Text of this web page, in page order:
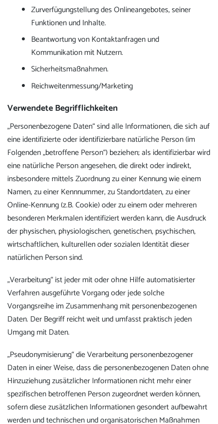
Zurverfügungstellung des Onlineangebotes, seiner
Funktionen und Inhalte.
Beantwortung von Kontaktanfragen und
Kommunikation mit Nutzern.
Sicherheitsmaßnahmen.
Reichweitenmessung/Marketing
Verwendete Begrifflichkeiten
„Personenbezogene Daten“ sind alle Informationen, die sich auf
eine identifizierte oder identifizierbare natürliche Person (im
Folgenden „betroffene Person“) beziehen; als identifizierbar wird
eine natürliche Person angesehen, die direkt oder indirekt,
insbesondere mittels Zuordnung zu einer Kennung wie einem
Namen, zu einer Kennnummer, zu Standortdaten, zu einer
Online-Kennung (z.B. Cookie) oder zu einem oder mehreren
besonderen Merkmalen identifiziert werden kann, die Ausdruck
der physischen, physiologischen, genetischen, psychischen,
wirtschaftlichen, kulturellen oder sozialen Identität dieser
natürlichen Person sind.
„Verarbeitung“ ist jeder mit oder ohne Hilfe automatisierter
Verfahren ausgeführte Vorgang oder jede solche
Vorgangsreihe im Zusammenhang mit personenbezogenen
Daten. Der Begriff reicht weit und umfasst praktisch jeden
Umgang mit Daten.
„Pseudonymisierung“ die Verarbeitung personenbezogener
Daten in einer Weise, dass die personenbezogenen Daten ohne
Hinzuziehung zusätzlicher Informationen nicht mehr einer
spezifischen betroffenen Person zugeordnet werden können,
sofern diese zusätzlichen Informationen gesondert aufbewahrt
werden und technischen und organisatorischen Maßnahmen